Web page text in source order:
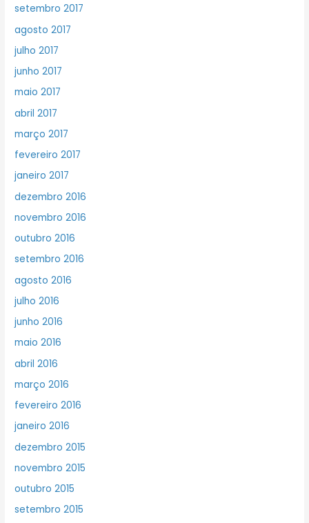
setembro 2017
agosto 2017
julho 2017
junho 2017
maio 2017
abril 2017
março 2017
fevereiro 2017
janeiro 2017
dezembro 2016
novembro 2016
outubro 2016
setembro 2016
agosto 2016
julho 2016
junho 2016
maio 2016
abril 2016
março 2016
fevereiro 2016
janeiro 2016
dezembro 2015
novembro 2015
outubro 2015
setembro 2015